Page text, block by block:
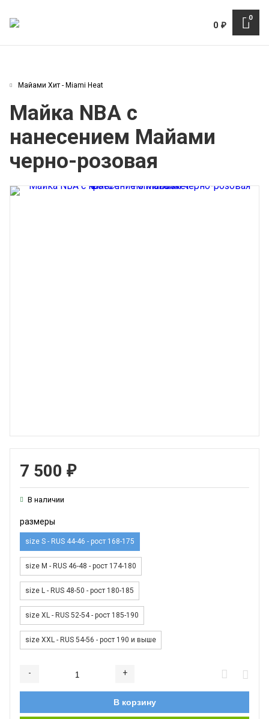
0
0 ₽
Майами Хит - Miami Heat
Майка NBA с
нанесением Майами
черно-розовая
7 500 ₽
В наличии
размеры
size S - RUS 44-46 - рост 168-175
size M - RUS 46-48 - рост 174-180
size L - RUS 48-50 - рост 180-185
size XL - RUS 52-54 - рост 185-190
size XXL - RUS 54-56 - рост 190 и выше
- +
В корзину